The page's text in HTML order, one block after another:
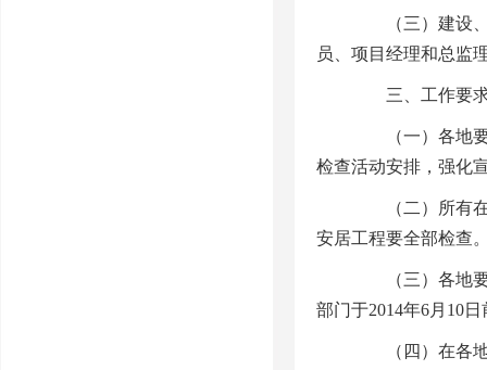
（三）建设、
员、项目经理和总监
三、工作要求
（一）各地要
检查活动安排，强化
（二）所有在
安居工程要全部检查
（三）各地要
部门于2014年6月10
（四）在各地